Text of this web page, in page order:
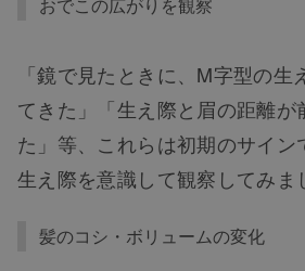
おでこの広がりを観察
「鏡で見たときに、M字型の生
てきた」「生え際と眉の距離が
た」等、これらは初期のサイン
生え際を意識して観察してみま
髪のコシ・ボリュームの変化